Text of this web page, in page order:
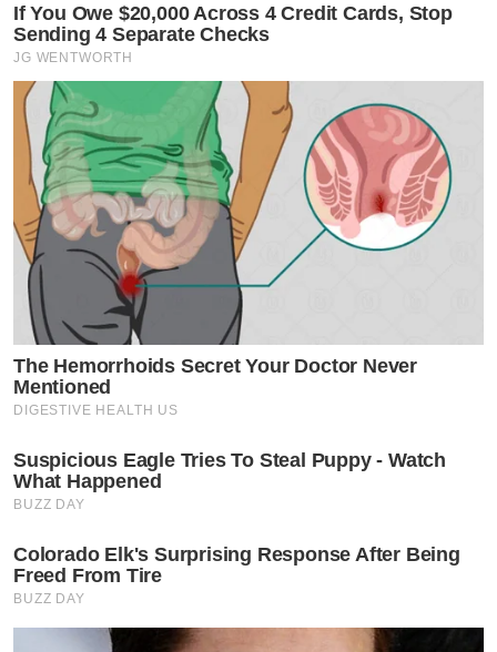
สมกับตัว หน้าอกแข็ง ผังผืดเกาะแข็งทำให้ปวดหน้าอก ทรง
ไม่สวยบ้างไม่ดูเป็นธรรมชาติ
แสดงว่านวัตกรรม อุปกรณ์ต่างๆ ต้องทันสมัยกว่าที่อื่น
นวัตกรรมเราจะอัพเดตตลอดเทคนิคการทำศัลยกรรมของ
แพทย์แต่ละคนแตกต่างกันไป
ทำอย่างไรออกมาให้สวยที่สุด
ทำอย่างไรให้มีแผลเป็นน้อยที่สุดจนแทบไม่เห็น ทำอย่างไร
ให้คนไข้เจ็บน้อยที่สุดจนถึงไม่เจ็บเลย
ก็เครื่องมิอทางการแพทย์คิดว่าคงไม่แตกต่างกัน
อะไรที่ทำให้คุณหมอปลื้มใจที่สุด?
จังชอบจัง หมอก็ดีใจด้วย ปลื้มใจแทนเขา“
If You Owe $20,000 Across 4 Credit Cards, Stop
Sending 4 Separate Checks
JG WENTWORTH
The Hemorrhoids Secret Your Doctor Never
Mentioned
DIGESTIVE HEALTH US
Suspicious Eagle Tries To Steal Puppy - Watch
What Happened
BUZZ DAY
Colorado Elk's Surprising Response After Being
Freed From Tire
BUZZ DAY